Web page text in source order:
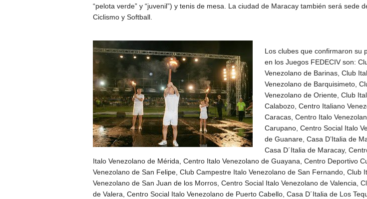
“pelota verde” y “juvenil”) y tenis de mesa. La ciudad de Maracay también será sede
Ciclismo y Softball.
Los clubes que confirmaron su
en los Juegos FEDECIV son:
Venezolano de Barinas, Club
Venezolano de Barquisimeto,
Venezolano de Oriente, Club
Calabozo, Centro Italiano
Caracas, Centro Italo
Carupano, Centro Social Italo
de Guanare, Casa D’Italia de
Casa D´Italia de Maracay,
Italo Venezolano de Mérida, Centro Italo Venezolano de Guayana, Centro Deportivo
Venezolano de San Felipe, Club Campestre Italo Venezolano de San Fernando, Club
Venezolano de San Juan de los Morros, Centro Social Italo Venezolano de Valencia,
de Valera, Centro Social Italo Venezolano de Puerto Cabello, Casa D´Italia de Los